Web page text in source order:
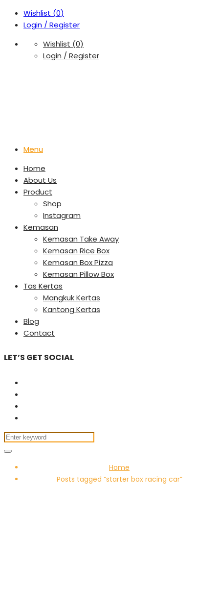
Wishlist (0)
Login / Register
Wishlist (0)
Login / Register
Menu
Home
About Us
Product
Shop
Instagram
Kemasan
Kemasan Take Away
Kemasan Rice Box
Kemasan Box Pizza
Kemasan Pillow Box
Tas Kertas
Mangkuk Kertas
Kantong Kertas
Blog
Contact
LET’S GET SOCIAL
Home
Posts tagged “starter box racing car”